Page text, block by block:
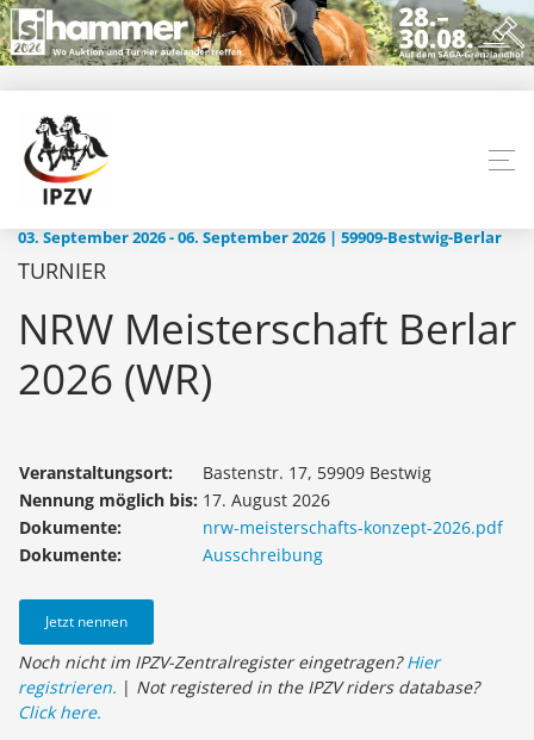
03. September 2026 - 06. September 2026 | 59909-Bestwig-Berlar
TURNIER
NRW Meisterschaft Berlar
2026 (WR)
Veranstaltungsort:
Bastenstr. 17, 59909 Bestwig
Nennung möglich bis: 17. August 2026
Dokumente:
nrw-meisterschafts-konzept-2026.pdf
Dokumente:
Ausschreibung
Jetzt nennen
Noch nicht im IPZV-Zentralregister eingetragen?Hier
registrieren. | Not registered in the IPZV riders database?
Click here.